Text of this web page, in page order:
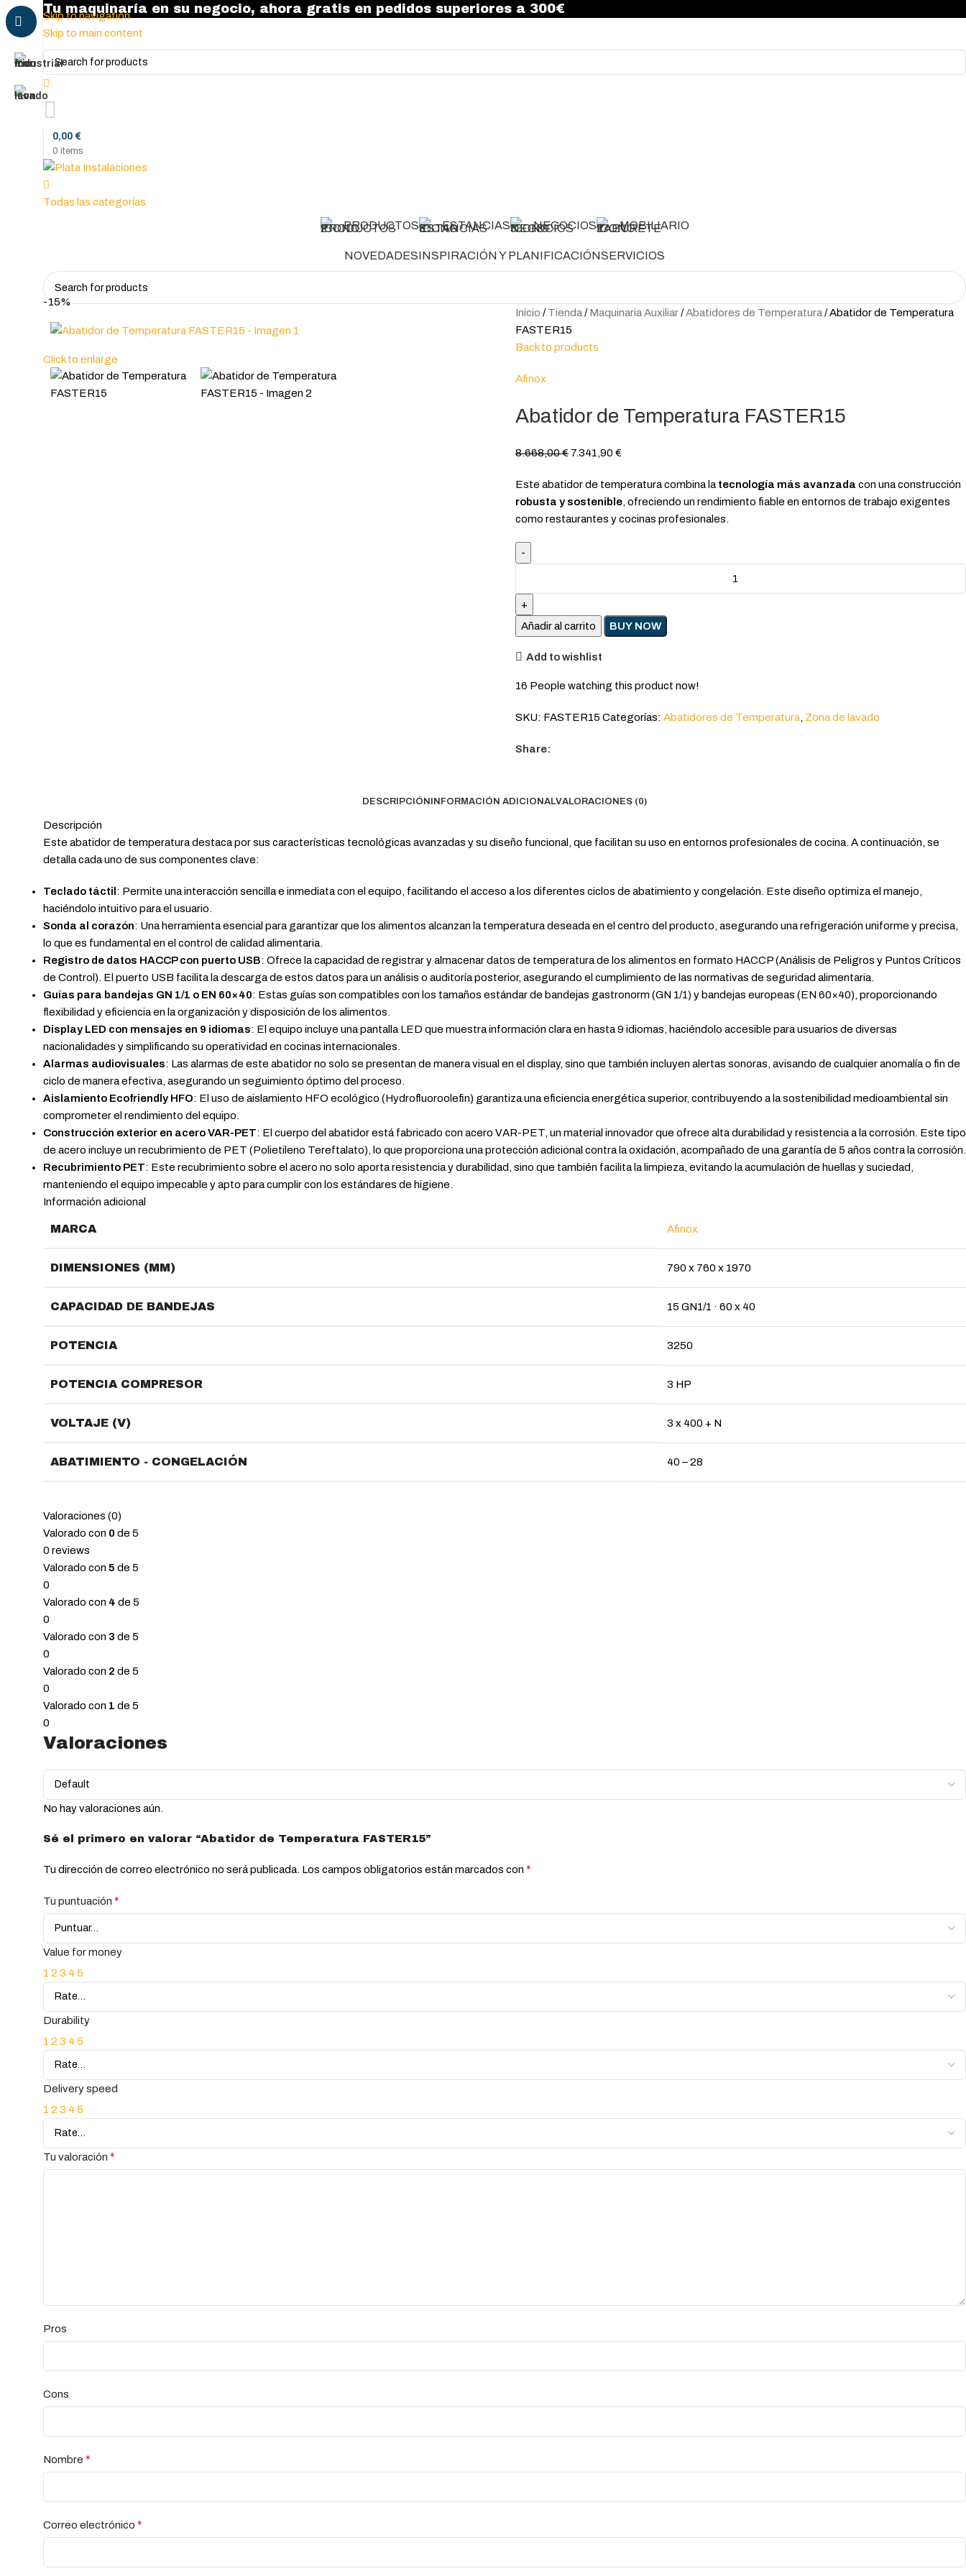
Skip to navigation
Skip to main content
Tu maquinaría en su negocio, ahora gratis en pedidos superiores a 300€
0 items
0,00 €
Todas las categorías
PRODUCTOS ESTANCIAS NEGOCIOS MOBILIARIO
NOVEDADESINSPIRACIÓN Y PLANIFICACIÓNSERVICIOS
-15%
Click to enlarge
Inicio Tienda Maquinaria Auxiliar Abatidores de Temperatura
Abatidor de Temperatura
FASTER15
Back to products
Afinox
Abatidor de Temperatura FASTER15
8.668,00€ 7.341,90 €
Este abatidor de temperatura combina la tecnología más avanzada con una construcción
robusta y sostenible, ofreciendo un rendimiento fiable en entornos de trabajo exigentes
como restaurantes y cocinas profesionales.
Añadir al carrito BUY NOW
Add to wishlist
16 People watching this product now!
SKU: FASTER15 Categorías: Abatidores de Temperatura, Zona de lavado
Share:
DESCRIPCIÓNINFORMACIÓN ADICIONALVALORACIONES (0)
Descripción
Este abatidor de temperatura destaca por sus características tecnológicas avanzadas y su diseño funcional, que facilitan su uso en entornos profesionales de cocina. A continuación, se
detalla cada uno de sus componentes clave:
Teclado táctil : Permite una interacción sencilla e inmediata con el equipo, facilitando el acceso a los diferentes ciclos de abatimiento y congelación. Este diseño optimiza el manejo,
haciéndolo intuitivo para el usuario.
Sonda al corazón: Una herramienta esencial para garantizar que los alimentos alcanzan la temperatura deseada en el centro del producto, asegurando una refrigeración uniforme y precisa,
lo que es fundamental en el control de calidad alimentaria.
Registro de datos HACCP con puerto USB: Ofrece la capacidad de registrar y almacenar datos de temperatura de los alimentos en formato HACCP (Análisis de Peligros y Puntos Críticos
de Control). El puerto USB facilita la descarga de estos datos para un análisis o auditoría posterior, asegurando el cumplimiento de las normativas de seguridad alimentaria.
Guías para bandejas GN 1/1 o EN 60×40: Estas guías son compatibles con los tamaños estándar de bandejas gastronorm (GN 1/1) y bandejas europeas (EN 60×40), proporcionando
flexibilidad y eficiencia en la organización y disposición de los alimentos.
Display LED con mensajes en 9 idiomas: El equipo incluye una pantalla LED que muestra información clara en hasta 9 idiomas, haciéndolo accesible para usuarios de diversas
nacionalidades y simplificando su operatividad en cocinas internacionales.
Alarmas audiovisuales: Las alarmas de este abatidor no solo se presentan de manera visual en el display, sino que también incluyen alertas sonoras, avisando de cualquier anomalía o fin de
ciclo de manera efectiva, asegurando un seguimiento óptimo del proceso.
Aislamiento Ecofriendly HFO: El uso de aislamiento HFO ecológico (Hydrofluoroolefin) garantiza una eficiencia energética superior, contribuyendo a la sostenibilidad medioambiental sin
comprometer el rendimiento del equipo.
Construcción exterior en acero VAR-PET: El cuerpo del abatidor está fabricado con acero VAR-PET, un material innovador que ofrece alta durabilidad y resistencia a la corrosión. Este tipo
de acero incluye un recubrimiento de PET (Polietileno Tereftalato), lo que proporciona una protección adicional contra la oxidación, acompañado de una garantía de 5 años contra la corrosión.
Recubrimiento PET: Este recubrimiento sobre el acero no solo aporta resistencia y durabilidad, sino que también facilita la limpieza, evitando la acumulación de huellas y suciedad,
manteniendo el equipo impecable y apto para cumplir con los estándares de higiene.
Información adicional
MARCA Afinox
DIMENSIONES (MM) 790 x 760 x 1970
CAPACIDAD DE BANDEJAS 15 GN1/1 · 60 x 40
POTENCIA 3250
POTENCIA COMPRESOR 3 HP
VOLTAJE (V) 3 x 400 + N
ABATIMIENTO - CONGELACIÓN 40 – 28
Valoraciones (0)
Valorado con 0 de 5
0 reviews
Valorado con 5 de 5
0
Valorado con 4 de 5
0
Valorado con 3 de 5
0
Valorado con 2 de 5
0
Valorado con 1 de 5
0
Valoraciones
No hay valoraciones aún.
Sé el primero en valorar “Abatidor de Temperatura FASTER15”
Tu dirección de correo electrónico no será publicada. Los campos obligatorios están marcados con *
Tu puntuación *
Value for money
1 2 3 4 5
Durability
1 2 3 4 5
Delivery speed
1 2 3 4 5
Tu valoración *
Pros
Cons
Nombre *
Correo electrónico *